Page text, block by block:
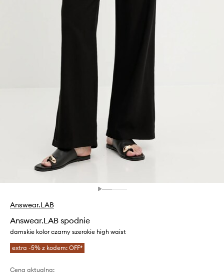
Answear.LAB
Answear.LAB spodnie
damskie kolor czarny szerokie high waist
extra -5% z kodem: OFF*
Cena aktualna: